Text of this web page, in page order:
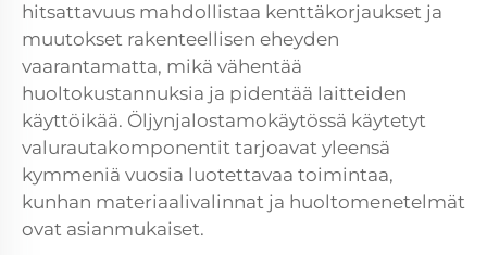
hitsattavuus mahdollistaa kenttäkorjaukset ja
muutokset rakenteellisen eheyden
vaarantamatta, mikä vähentää
huoltokustannuksia ja pidentää laitteiden
käyttöikää. Öljynjalostamokäytössä käytetyt
valurautakomponentit tarjoavat yleensä
kymmeniä vuosia luotettavaa toimintaa,
kunhan materiaalivalinnat ja huoltomenetelmät
ovat asianmukaiset.